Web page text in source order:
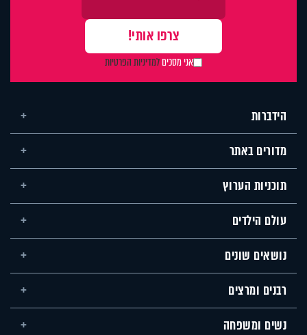
אני מסכיםלמדיניות הפרטיות
הידברות
מדורים באתר
תוכניות הערוץ
עולם הילדים
נושאים שונים
רבנים ומרצים
נשים ומשפחה